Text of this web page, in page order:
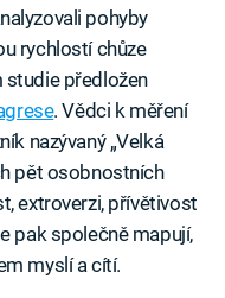
pohyby
rychlostí chůze
studie předložen
. Vědci k měření
nazývaný „Velká
pět osobnostních
extroverzi, přívětivost
pak společně mapují,
myslí a cítí.